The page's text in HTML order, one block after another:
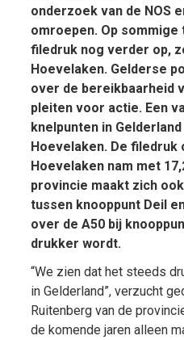
onderzoek van de NOS
omroepen. Op
filedruk nog verder op,
Hoevelaken. Gelderse
over de bereikbaarheid
pleiten voor actie. Een
knelpunten in
Hoevelaken. De filedruk
Hoevelaken nam met
provincie maakt zich
tussen knooppunt Deil
over de A50 bij
drukker wordt.
“We zien dat het steeds
in Gelderland”, verzucht
Ruitenberg van de
de komende jaren alleen